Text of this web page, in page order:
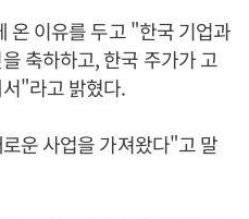
온 이유를 두고 "한국 기업과
축하하고, 한국 주가가 고
"라고 밝혔다.
운 사업을 가져왔다"고 말